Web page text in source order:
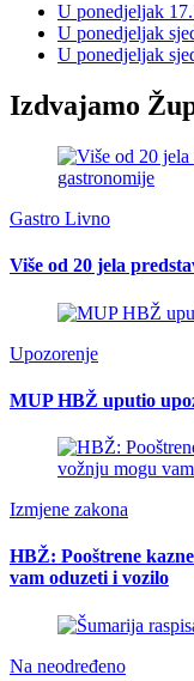
U ponedjeljak
U ponedjeljak
U ponedjeljak
Izdvajamo
Gastro Livno
Više od 20 jela
Upozorenje
MUP HBŽ uputio
Izmjene zakona
HBŽ: Pooštrene
vam oduzeti i vozilo
Na neodređeno